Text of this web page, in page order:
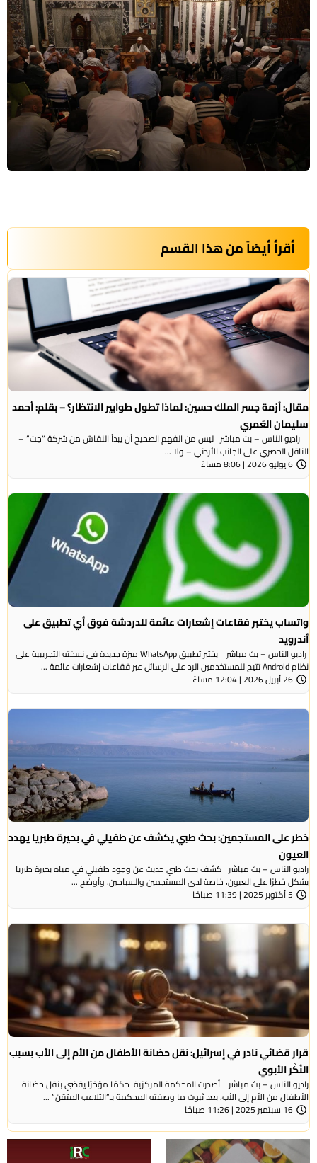
أقرأ أيضاً من هذا القسم
مقال: أزمة جسر الملك حسين: لماذا تطول طوابير الانتظار؟ – بقلم: أحمد
سليمان العُمري
راديو الناس – بث مباشر ليس من الفهم الصحيح أن يبدأ النقاش من شركة “جت” –
الناقل الحصري على الجانب الأردني – ولا ...
6 يوليو 2026 | 8:06 مساءً
واتساب يختبر فقاعات إشعارات عائمة للدردشة فوق أي تطبيق على
أندرويد
راديو الناس – بث مباشر يختبر تطبيق WhatsApp ميزة جديدة في نسخته التجريبية على
نظام Android تتيح للمستخدمين الرد على الرسائل عبر فقاعات إشعارات عائمة ...
26 أبريل 2026 | 12:04 مساءً
خطر على المستجمين: بحث طبي يكشف عن طفيلي في بحيرة طبريا يهدد
العيون
راديو الناس – بث مباشر كشف بحث طبي حديث عن وجود طفيلي في مياه بحيرة طبريا
يشكل خطرًا على العيون، خاصة لدى المستجمين والسباحين. وأوضح ...
5 أكتوبر 2025 | 11:39 صباحًا
قرار قضائي نادر في إسرائيل: نقل حضانة الأطفال من الأم إلى الأب بسبب
النُكْر الأبوي
راديو الناس – بث مباشر أصدرت المحكمة المركزية حكمًا مؤخرًا يقضي بنقل حضانة
الأطفال من الأم إلى الأب، بعد ثبوت ما وصفته المحكمة بـ”التلاعب المتقن” ...
16 سبتمبر 2025 | 11:26 صباحًا